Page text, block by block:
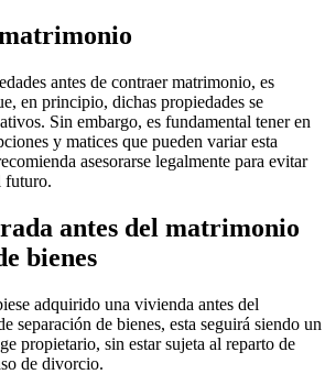
antes de contraer matrimonio, es
en principio, dichas propiedades se
Sin embargo, es fundamental tener en
y matices que pueden variar esta
asesorarse legalmente para evitar
futuro.
antes del matrimonio
bienes
adquirido una vivienda antes del
separación de bienes, esta seguirá siendo un
propietario, sin estar sujeta al reparto de
de divorcio.